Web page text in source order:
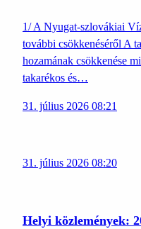
1/ A Nyugat-szlovákiai
további csökkenéséről A
hozamának csökkenése
takarékos és…
31. július 2026 08:21
31. július 2026 08:20
Helyi közlemények: